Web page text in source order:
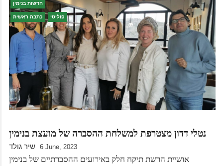
חדשות בנימין
כתבה ראשית פוליטי
נטלי דדון מצטרפת למשלחת ההסברה של מועצת בנימין
שיר גולד 6 June, 2023
אושיית הרשת תיקח חלק באירועים ההסברתיים של בנימין